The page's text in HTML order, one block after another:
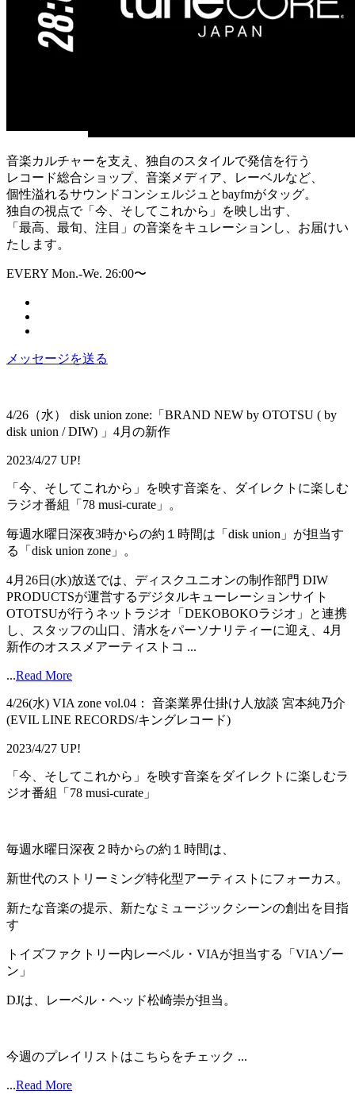
音楽カルチャーを支え、独自のスタイルで発信を行う
レコード総合ショップ、音楽メディア、レーベルなど、
個性溢れるサウンドコンシェルジュとbayfmがタッグ。
独自の視点で「今、そしてこれから」を映し出す、
「最高、最旬、注目」の音楽をキュレーションし、お届けい
たします。
EVERY Mon.-We. 26:00〜
メッセージを送る
4/26（水） disk union zone:「BRAND NEW by OTOTSU ( by
disk union / DIW) 」4月の新作
2023/4/27 UP!
「今、そしてこれから」を映す音楽を、ダイレクトに楽しむ
ラジオ番組「78 musi-curate」。
毎週水曜日深夜3時からの約１時間は「disk union」が担当す
る「disk union zone」。
4月26日(水)放送では、ディスクユニオンの制作部門 DIW
PRODUCTSが運営するデジタルキューレーションサイト
OTOTSUが行うネットラジオ「DEKOBOKOラジオ」と連携
し、スタッフの山口、清水をパーソナリティーに迎え、4月
新作のオススメアーティストコ ...
...Read More
4/26(水) VIA zone vol.04： 音楽業界仕掛け人放談 宮本純乃介
(EVIL LINE RECORDS/キングレコード)
2023/4/27 UP!
「今、そしてこれから」を映す音楽をダイレクトに楽しむラ
ジオ番組「78 musi-curate」
毎週水曜日深夜２時からの約１時間は、
新世代のストリーミング特化型アーティストにフォーカス。
新たな音楽の提示、新たなミュージックシーンの創出を目指
す
トイズファクトリー内レーベル・VIAが担当する「VIAゾー
ン」
DJは、レーベル・ヘッド松崎崇が担当。
今週のプレイリストはこちらをチェック ...
...Read More